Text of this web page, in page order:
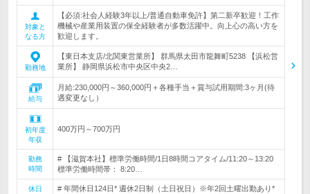
対象と
なる方
【必須:社会人経験3年以上/普通自動車免許】第二新卒歓迎！工作
機械や産業用装置の保全経験者が多数活躍中。向上心の高い方を
歓迎します。
勤務地
【東日本支店/北関東営業所】 群馬県太田市龍舞町5238 【浜松営
業所】 静岡県浜松市中央区中央2…
給与
月給:230,000円～360,000円＋各種手当＋賞与試用期間:3ヶ月(待
遇変更なし）
初年度
年収
400万円～700万円
勤務
時間
# 【滋賀本社】標準労働時間/1日8時間コアタイム/11:20～13:20
標準労働時間帯： 8:20…
休日
# 年間休日124日* 週休2日制（土日祝日）※年2回土曜出勤あり*